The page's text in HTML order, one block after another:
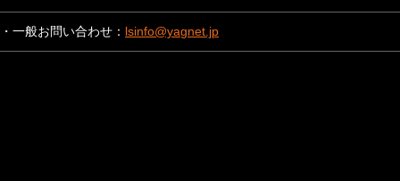
・一般お問い合わせ： lsinfo@yagnet.jp